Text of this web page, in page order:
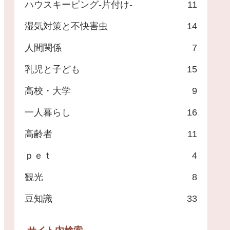
ハウスキーピング-片付け- 11
湿気対策と不快害虫 14
人間関係 7
乳児と子ども 15
高校・大学 9
一人暮らし 16
高齢者 11
ｐｅｔ 4
観光 8
豆知識 33